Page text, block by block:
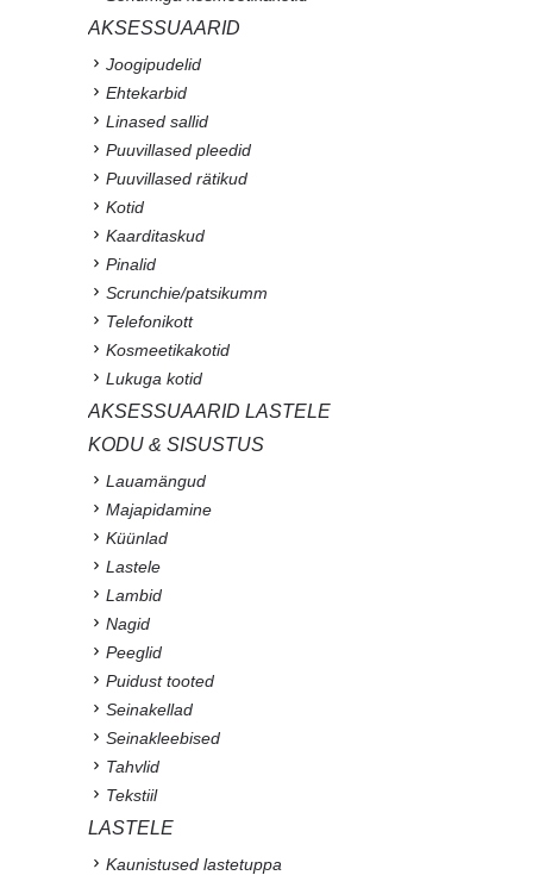
AKSESSUAARID
Joogipudelid
Ehtekarbid
Linased sallid
Puuvillased pleedid
Puuvillased rätikud
Kotid
Kaarditaskud
Pinalid
Scrunchie/patsikumm
Telefonikott
Kosmeetikakotid
Lukuga kotid
AKSESSUAARID LASTELE
KODU & SISUSTUS
Lauamängud
Majapidamine
Küünlad
Lastele
Lambid
Nagid
Peeglid
Puidust tooted
Seinakellad
Seinakleebised
Tahvlid
Tekstiil
LASTELE
Kaunistused lastetuppa